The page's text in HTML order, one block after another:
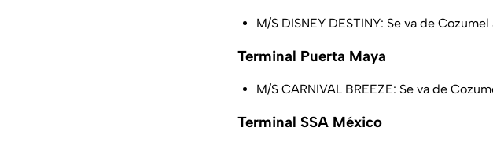
M/S DISNEY DESTINY: Se va de
Terminal Puerta Maya
M/S CARNIVAL BREEZE: Se va de
Terminal SSA México